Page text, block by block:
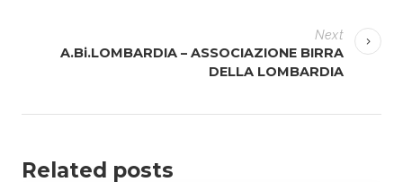
i
g
Next
A.Bi.LOMBARDIA – ASSOCIAZIONE BIRRA
DELLA LOMBARDIA
Related posts